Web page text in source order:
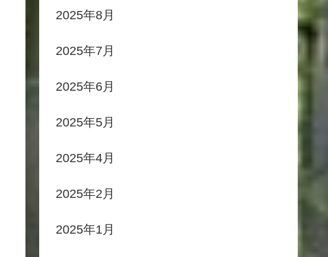
2025年8月
2025年7月
2025年6月
2025年5月
2025年4月
2025年2月
2025年1月